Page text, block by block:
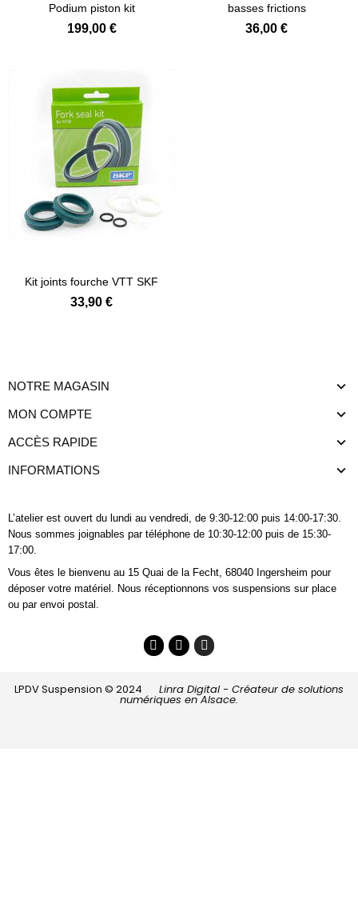
Podium piston kit
199,00 €
basses frictions
36,00 €
Kit joints fourche VTT SKF
33,90 €
NOTRE MAGASIN
MON COMPTE
ACCÈS RAPIDE
INFORMATIONS
L’atelier est ouvert du lundi au vendredi, de 9:30-12:00 puis 14:00-17:30.
Nous sommes joignables par téléphone de 10:30-12:00 puis de 15:30-
17:00.
Vous êtes le bienvenu au 15 Quai de la Fecht, 68040 Ingersheim pour
déposer votre matériel. Nous réceptionnons vos suspensions sur place
ou par envoi postal.
LPDV Suspension © 2024 Linra Digital - Créateur de solutions
numériques en Alsace.